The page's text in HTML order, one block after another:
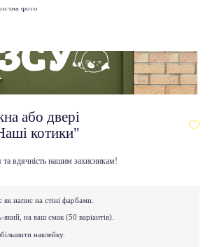
або двері
котики"
вдячність нашим захисникам!
напис на стіні фарбами.
на ваш смак (50 варіантів).
наклейку.